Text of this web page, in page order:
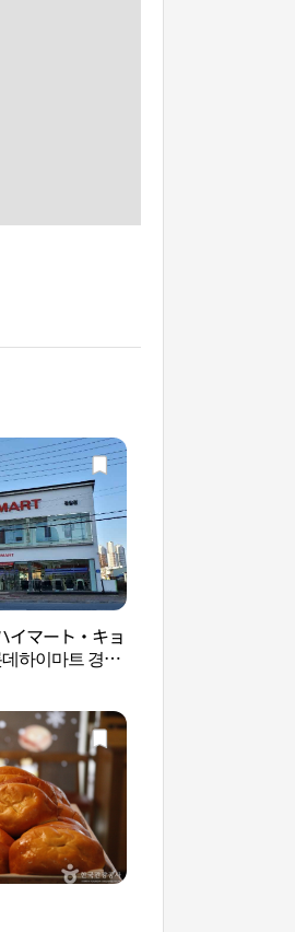
イマート・キョ
하이마트 경암